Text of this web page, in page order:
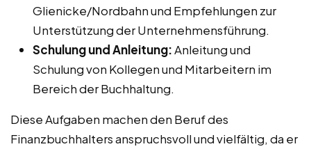
Glienicke/Nordbahn und Empfehlungen zur
Unterstützung der Unternehmensführung.
Schulung und Anleitung:Anleitung und
Schulung von Kollegen und Mitarbeitern im
Bereich der Buchhaltung.
Diese Aufgaben machen den Beruf des
Finanzbuchhalters anspruchsvoll und vielfältig, da er